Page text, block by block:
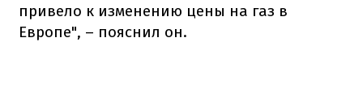
привело к изменению цены на газ в
Европе", – пояснил он.